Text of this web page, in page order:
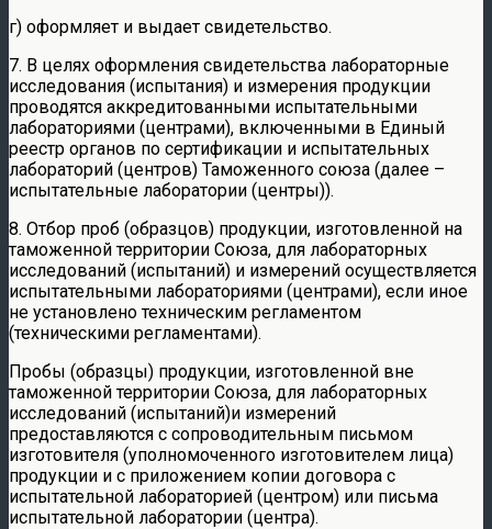
г) оформляет и выдает свидетельство.
7. В целях оформления свидетельства лабораторные
исследования (испытания) и измерения продукции
проводятся аккредитованными испытательными
лабораториями (центрами), включенными в Единый
реестр органов по сертификации и испытательных
лабораторий (центров) Таможенного союза (далее –
испытательные лаборатории (центры)).
8. Отбор проб (образцов) продукции, изготовленной на
таможенной территории Союза, для лабораторных
исследований (испытаний) и измерений осуществляется
испытательными лабораториями (центрами), если иное
не установлено техническим регламентом
(техническими регламентами).
Пробы (образцы) продукции, изготовленной вне
таможенной территории Союза, для лабораторных
исследований (испытаний)и измерений
предоставляются с сопроводительным письмом
изготовителя (уполномоченного изготовителем лица)
продукции и с приложением копии договора с
испытательной лабораторией (центром) или письма
испытательной лаборатории (центра).